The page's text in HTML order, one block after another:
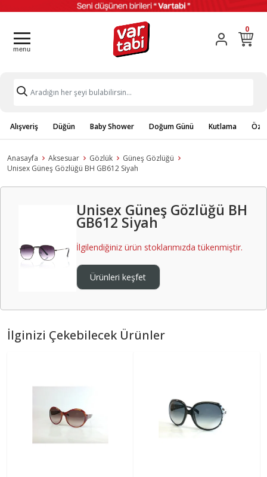
0
Alışveriş Düğün Baby Shower Doğum Günü Kutlama
Anasayfa Aksesuar Gözlük
Güneş Gözlüğü
Unisex Güneş Gözlüğü BH GB612 Siyah
Unisex Güneş Gözlüğü BH
GB612 Siyah
İlgilendiğiniz ürün stoklarımızda tükenmiştir.
Ürünleri keşfet
İlginizi Çekebilecek Ürünler